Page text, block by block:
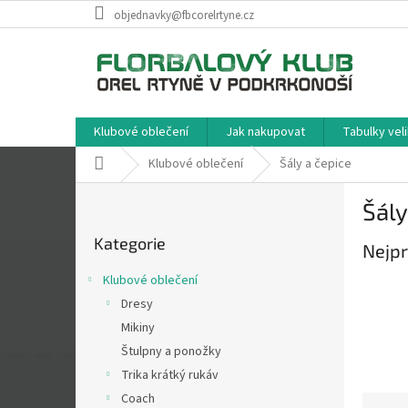
na
objednavky@fbcorelrtyne.cz
Klubové oblečení Jak nakupovat Tabulky
Domů Klubové oblečení Šály a čepice
kategorie
Kategorie
Klubové oblečení
Dresy
Mikiny
Štulpny a ponožky
Trika krátký rukáv
Coach